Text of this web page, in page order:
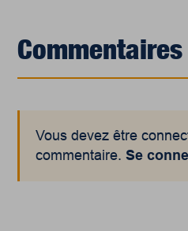
Commentaires
Vous devez être
commentaire.Se